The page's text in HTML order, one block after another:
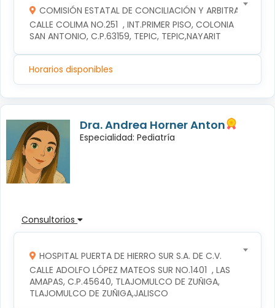
COMISIÓN ESTATAL DE CONCILIACIÓN Y ARBITRAJE
CALLE COLIMA NO.251  , INT.PRIMER PISO, COLONIA
SAN ANTONIO, C.P.63159, TEPIC, TEPIC,NAYARIT
Horarios disponibles
Dra. Andrea Horner Anton
Especialidad: Pediatría
Consultorios
HOSPITAL PUERTA DE HIERRO SUR S.A. DE C.V.
CALLE ADOLFO LÓPEZ MATEOS SUR NO.1401  , LAS
AMAPAS, C.P.45640, TLAJOMULCO DE ZUÑIGA,
TLAJOMULCO DE ZUÑIGA,JALISCO